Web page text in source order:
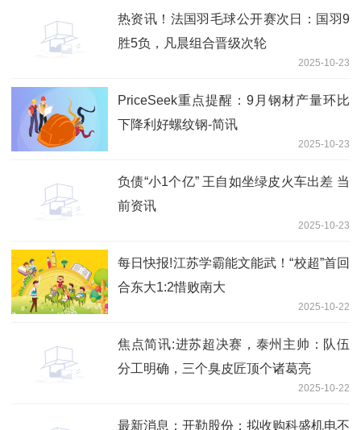
热资讯！法国羽毛球公开赛次日：国羽9
胜5负，凡晨组合晋级次轮
2025-10-23
PriceSeek重点提醒：9月钢材产量环比
下降利好螺纹钢-简讯
2025-10-23
负债“小1个亿” 王自如坐绿皮火车出差 当
前资讯
2025-10-23
每日快报!江苏学霸能文能武！“校超”首回
合东大1:2惜败南大
2025-10-22
焦点简讯:进苏超决赛，泰州主帅：队伍
分工明确，三个臭皮匠顶个诸葛亮
2025-10-22
最新消息：开勒股份：拟收购科盛机电不